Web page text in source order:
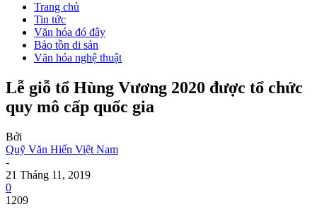
Trang chủ
Tin tức
Văn hóa đó đây
Bảo tồn di sản
Văn hóa nghệ thuật
Lễ giỗ tổ Hùng Vương 2020 được tổ chức
quy mô cấp quốc gia
Bởi
Quỹ Văn Hiến Việt Nam
-
21 Tháng 11, 2019
0
1209